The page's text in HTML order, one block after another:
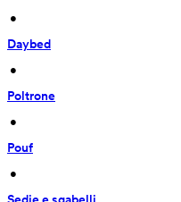
•
Daybed
•
Poltrone
•
Pouf
•
Sedie e sgabelli